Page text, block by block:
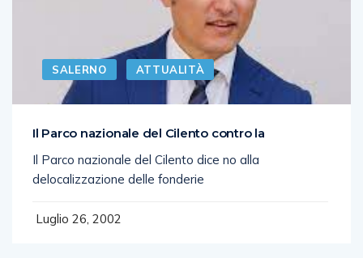
SALERNO ATTUALITÀ
Il Parco nazionale del Cilento contro la
Il Parco nazionale del Cilento dice no alla
delocalizzazione delle fonderie
Luglio 26, 2002